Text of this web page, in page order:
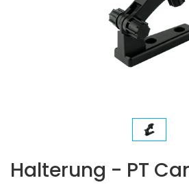
Halterung - PT